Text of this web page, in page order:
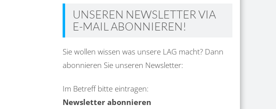
UNSEREN NEWSLETTER VIA
E-MAIL ABONNIEREN!
Sie wollen wissen was unsere LAG macht? Dann
abonnieren Sie unseren Newsletter:
Im Betreff bitte eintragen:
Newsletter abonnieren